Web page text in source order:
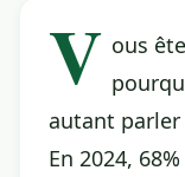
V ous
autant parler
En 2024,